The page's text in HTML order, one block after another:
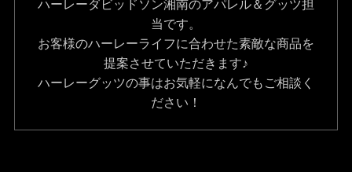
ハーレーダビッドソン湘南のアパレル＆グッツ担
当です。
お客様のハーレーライフに合わせた素敵な商品を
提案させていただきます♪
ハーレーグッツの事はお気軽になんでもご相談く
ださい！